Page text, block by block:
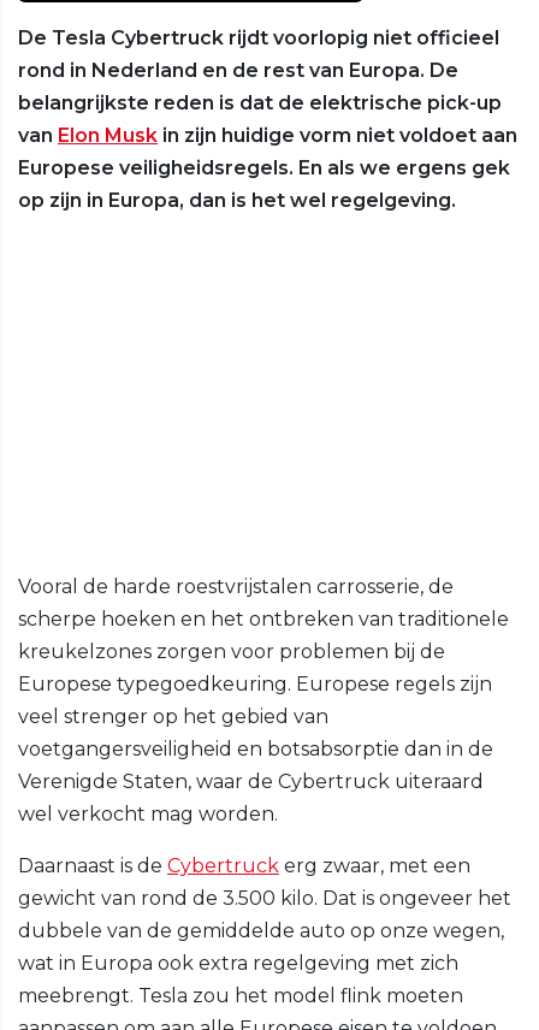
De Tesla Cybertruck rijdt voorlopig niet officieel
rond in Nederland en de rest van Europa. De
belangrijkste reden is dat de elektrische pick-up
van Elon Musk in zijn huidige vorm niet voldoet aan
Europese veiligheidsregels. En als we ergens gek
op zijn in Europa, dan is het wel regelgeving.
Vooral de harde roestvrijstalen carrosserie, de
scherpe hoeken en het ontbreken van traditionele
kreukelzones zorgen voor problemen bij de
Europese typegoedkeuring. Europese regels zijn
veel strenger op het gebied van
voetgangersveiligheid en botsabsorptie dan in de
Verenigde Staten, waar de Cybertruck uiteraard
wel verkocht mag worden.
Daarnaast is de Cybertruck erg zwaar, met een
gewicht van rond de 3.500 kilo. Dat is ongeveer het
dubbele van de gemiddelde auto op onze wegen,
wat in Europa ook extra regelgeving met zich
meebrengt. Tesla zou het model flink moeten